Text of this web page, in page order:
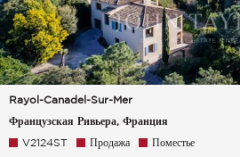
Rayol-Canadel-Sur-Mer
Французская Ривьера, Франция
V2124ST Продажа Поместье